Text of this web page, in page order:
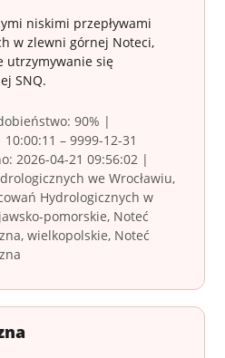
niskimi przepływami
w zlewni górnej Noteci,
utrzymywanie się
SNQ.
90% |
– 9999-12-31
2026-04-21 09:56:02 |
we Wrocławiu,
Hydrologicznych w
pomorskie, Noteć
wielkopolskie, Noteć